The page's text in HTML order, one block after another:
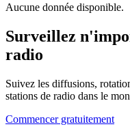
Aucune donnée disponible.
Surveillez
radio
Suivez les diffusions,
stations de radio dans le
Commencer gratuitement